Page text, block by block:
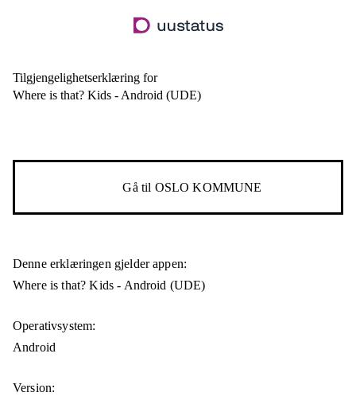
til
Tilgjengelighetserklæring for
Where is that? Kids - Android (UDE)
Gå til OSLO KOMMUNE
Denne erklæringen gjelder appen:
Where is that? Kids - Android (UDE)
Operativsystem:
Android
Version: